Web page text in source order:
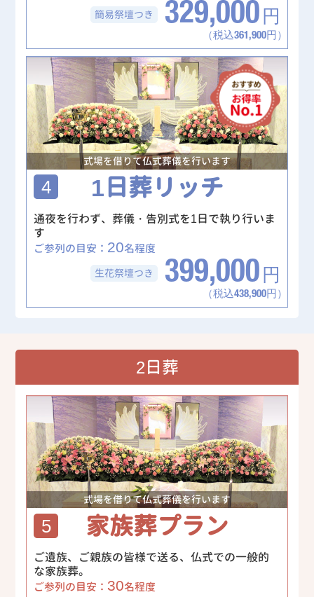
簡易祭壇つき 329,000 円
（税込361,900円）
式場を借りて仏式葬儀を行います
4 1日葬リッチ
通夜を行わず、葬儀・告別式を1日で執り行いま
す
ご参列の目安： 20名程度
生花祭壇つき 399,000 円
（税込438,900円）
2日葬
式場を借りて仏式葬儀を行います
5 家族葬プラン
ご遺族、ご親族の皆様で送る、仏式での一般的
な家族葬。
ご参列の目安： 30名程度